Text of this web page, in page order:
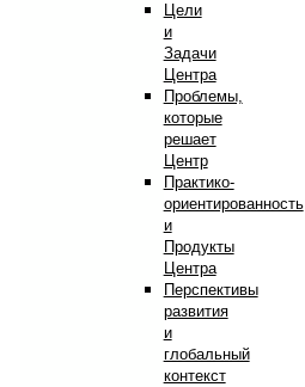
Цели
и
Задачи
Центра
Проблемы,
которые
решает
Центр
Практико-
ориентированность
и
Продукты
Центра
Перспективы
развития
и
глобальный
контекст